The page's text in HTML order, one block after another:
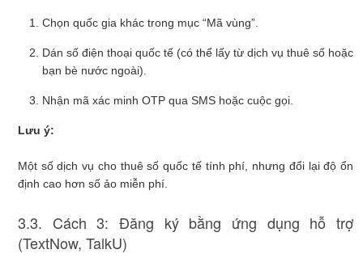
Chọn quốc gia khác trong mục “Mã vùng”.
Dán số điện thoại quốc tế (có thể lấy từ dịch vụ thuê số hoặc
bạn bè nước ngoài).
Nhận mã xác minh OTP qua SMS hoặc cuộc gọi.
Lưu ý:
Một số dịch vụ cho thuê số quốc tế tính phí, nhưng đổi lại độ ổn
định cao hơn số ảo miễn phí.
3.3. Cách 3: Đăng ký bằng ứng dụng hỗ trợ
(TextNow, TalkU)